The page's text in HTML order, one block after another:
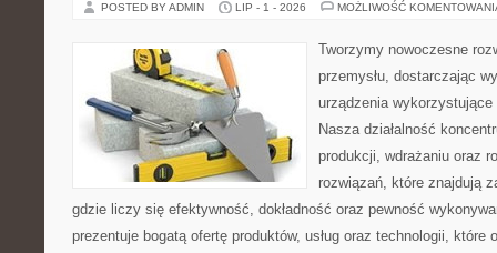
POSTED BY ADMIN LIP - 1 - 2026 MOŻLIWOŚĆ
Tworzymy nowoczesne
przemysłu, dostarczając
urządzenia
Nasza działalność
produkcji, wdrażaniu oraz
rozwiązań, które znajdują
gdzie liczy się efektywność, dokładność oraz pewność
prezentuje bogatą ofertę produktów, usług oraz technologii, które